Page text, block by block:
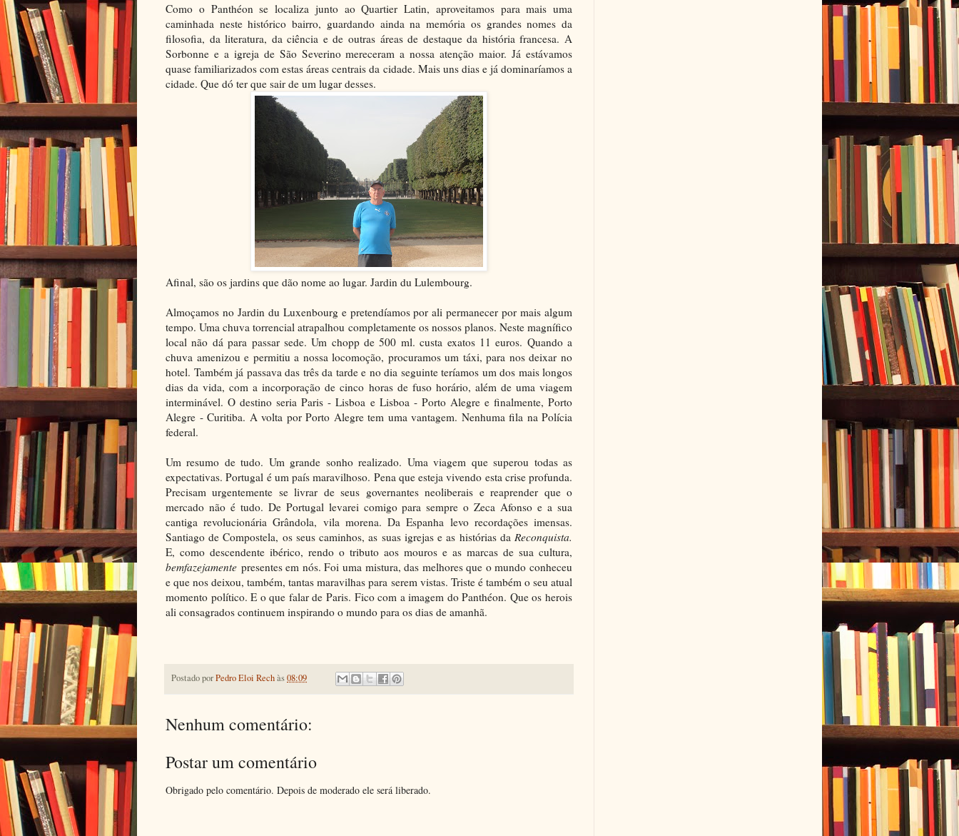
Como o Panthéon se localiza junto ao Quartier Latin, aproveitamos para mais uma
caminhada neste histórico bairro, guardando ainda na memória os grandes nomes da
filosofia, da literatura, da ciência e de outras áreas de destaque da história francesa. A
Sorbonne e a igreja de São Severino mereceram a nossa atenção maior. Já estávamos
quase familiarizados com estas áreas centrais da cidade. Mais uns dias e já dominaríamos a
cidade. Que dó ter que sair de um lugar desses.
Afinal, são os jardins que dão nome ao lugar. Jardin du Lulembourg.
Almoçamos no Jardin du Luxenbourg e pretendíamos por ali permanecer por mais algum
tempo. Uma chuva torrencial atrapalhou completamente os nossos planos. Neste magnífico
local não dá para passar sede. Um chopp de 500 ml. custa exatos 11 euros. Quando a
chuva amenizou e permitiu a nossa locomoção, procuramos um táxi, para nos deixar no
hotel. Também já passava das três da tarde e no dia seguinte teríamos um dos mais longos
dias da vida, com a incorporação de cinco horas de fuso horário, além de uma viagem
interminável. O destino seria Paris - Lisboa e Lisboa - Porto Alegre e finalmente, Porto
Alegre - Curitiba. A volta por Porto Alegre tem uma vantagem. Nenhuma fila na Polícia
federal.
Um resumo de tudo. Um grande sonho realizado. Uma viagem que superou todas as
expectativas. Portugal é um país maravilhoso. Pena que esteja vivendo esta crise profunda.
Precisam urgentemente se livrar de seus governantes neoliberais e reaprender que o
mercado não é tudo. De Portugal levarei comigo para sempre o Zeca Afonso e a sua
cantiga revolucionária Grândola, vila morena. Da Espanha levo recordações imensas.
Santiago de Compostela, os seus caminhos, as suas igrejas e as histórias da Reconquista.
E, como descendente ibérico, rendo o tributo aos mouros e as marcas de sua cultura,
bemfazejamente presentes em nós. Foi uma mistura, das melhores que o mundo conheceu
e que nos deixou, também, tantas maravilhas para serem vistas. Triste é também o seu atual
momento político. E o que falar de Paris. Fico com a imagem do Panthéon. Que os herois
ali consagrados continuem inspirando o mundo para os dias de amanhã.
Postado porPedro Eloi Rechàs08:09
Nenhum comentário:
Postar um comentário
Obrigado pelo comentário. Depois de moderado ele será liberado.